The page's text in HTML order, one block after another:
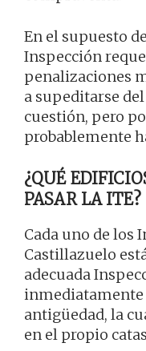
En el supuesto
Inspección
penalizaciones
a supeditarse
cuestión, pero
probablemente
¿QUÉ
PASAR LA ITE?
Cada uno de los
Castillazuelo
adecuada
inmediatamente
antigüedad, la
en el propio